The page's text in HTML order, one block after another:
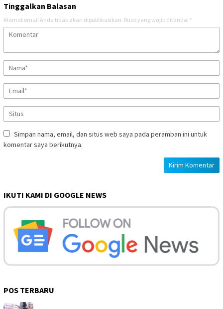
Tinggalkan Balasan
Alamat email Anda tidak akan dipublikasikan. Ruas yang wajib ditandai *
Simpan nama, email, dan situs web saya pada peramban ini untuk
komentar saya berikutnya.
IKUTI KAMI DI GOOGLE NEWS
POS TERBARU